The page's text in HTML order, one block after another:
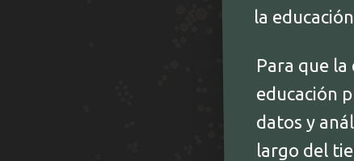
la
Para que
educación
datos y
largo del